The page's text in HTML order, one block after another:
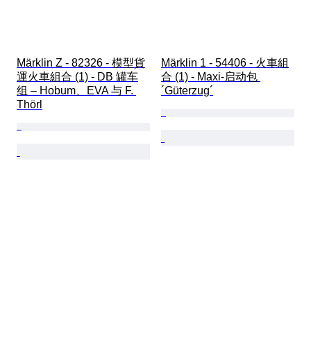
Märklin Z - 82326 - 模型貨
運火車組合 (1) - DB 罐车
组 – Hobum、EVA 与 F.
Thörl
Märklin 1 - 54406 - 火車組
合 (1) - Maxi-启动包
´Güterzug´